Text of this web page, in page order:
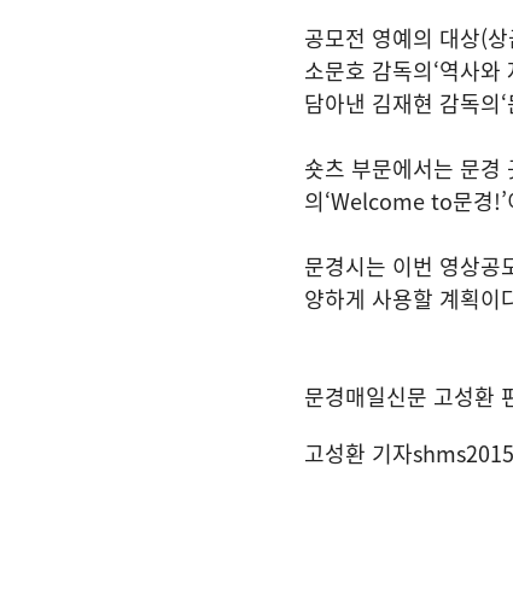
공모전 영예의 대상(
소문호 감독의‘역사와
담아낸 김재현 감독의‘
숏츠 부문에서는 문경
의‘Welcome to문경!’
문경시는 이번 영상공
양하게 사용할 계획이
문경매일신문 고성환
고성환 기자